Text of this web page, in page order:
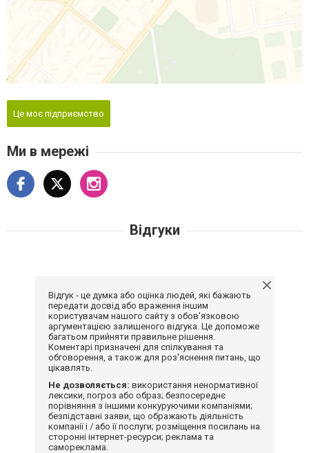
Це моє підприємство
Ми в мережі
Відгуки
Відгук - це думка або оцінка людей, які бажають
передати досвід або враження іншим
користувачам нашого сайту з обов'язковою
аргументацією залишеного відгука. Це допоможе
багатьом прийняти правильне рішення.
Коментарі призначені для спілкування та
обговорення, а також для роз'яснення питань, що
цікавлять.
Не дозволяється: використання ненормативної
лексики, погроз або образ; безпосереднє
порівняння з іншими конкуруючими компаніями;
безпідставні заяви, що ображають діяльність
компанії і / або її послуги; розміщення посилань на
сторонні інтернет-ресурси; реклама та
самореклама.